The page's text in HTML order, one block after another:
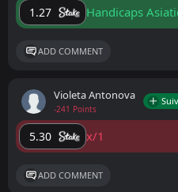
1.27 Handicaps
ADD COMMENT
Violeta Antonova
-241 Points
5.30 x/1
ADD COMMENT